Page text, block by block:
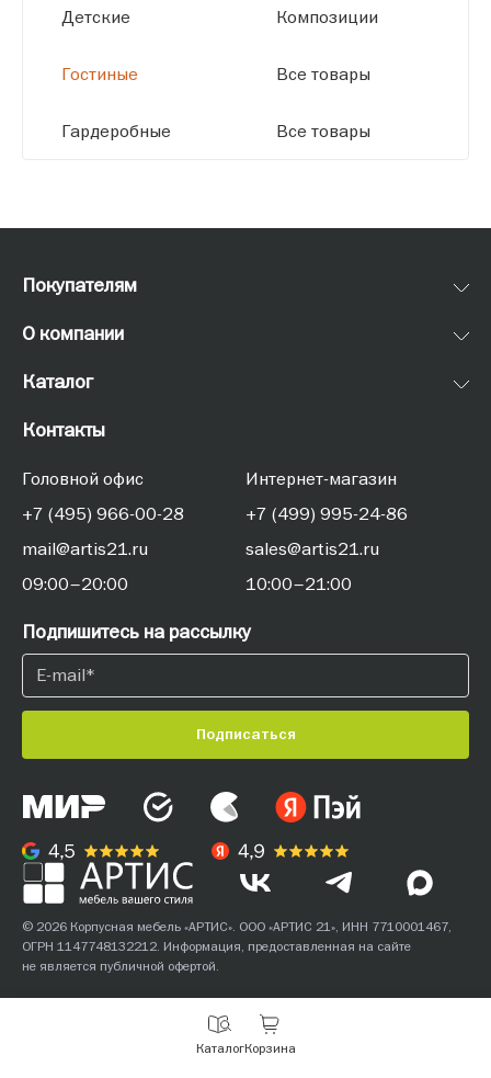
Детские
Гостиные
Гардеробные
Композиции
Все товары
Все товары
КаталогКорзина
Покупателям
О компании
Каталог
Контакты
Головной офис
+7 (495) 966-00-28
mail@artis21.ru
09:00–20:00
Интернет-магазин
+7 (499) 995-24-86
sales@artis21.ru
10:00–21:00
Подпишитесь на рассылку
Подписаться
© 2026 Корпусная мебель «АРТИС». ООО «АРТИС 21», ИНН 7710001467,
ОГРН 1147748132212. Информация, предоставленная на сайте
не является публичной офертой.